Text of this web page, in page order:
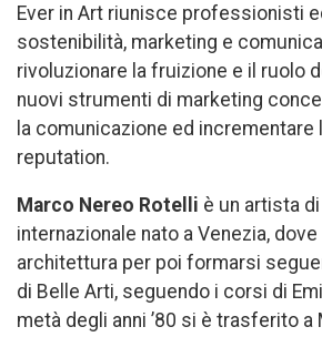
Ever in Art riunisce professionisti
sostenibilità, marketing e
rivoluzionare la fruizione e il ruolo
nuovi strumenti di marketing
la comunicazione ed incrementare
reputation.
Marco Nereo Rotelli è un artista
internazionale nato a Venezia,
architettura per poi formarsi
di Belle Arti, seguendo i corsi di
metà degli anni ’80 si è trasferito a